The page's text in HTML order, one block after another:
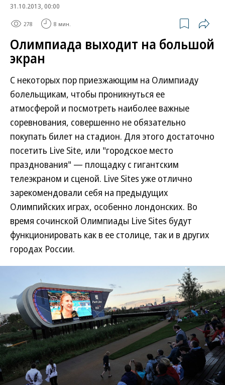
31.10.2013, 00:00
278 8 мин.
Олимпиада выходит на большой
экран
С некоторых пор приезжающим на Олимпиаду
болельщикам, чтобы проникнуться ее
атмосферой и посмотреть наиболее важные
соревнования, совершенно не обязательно
покупать билет на стадион. Для этого достаточно
посетить Live Site, или "городское место
празднования" — площадку с гигантским
телеэкраном и сценой. Live Sites уже отлично
зарекомендовали себя на предыдущих
Олимпийских играх, особенно лондонских. Во
время сочинской Олимпиады Live Sites будут
функционировать как в ее столице, так и в других
городах России.